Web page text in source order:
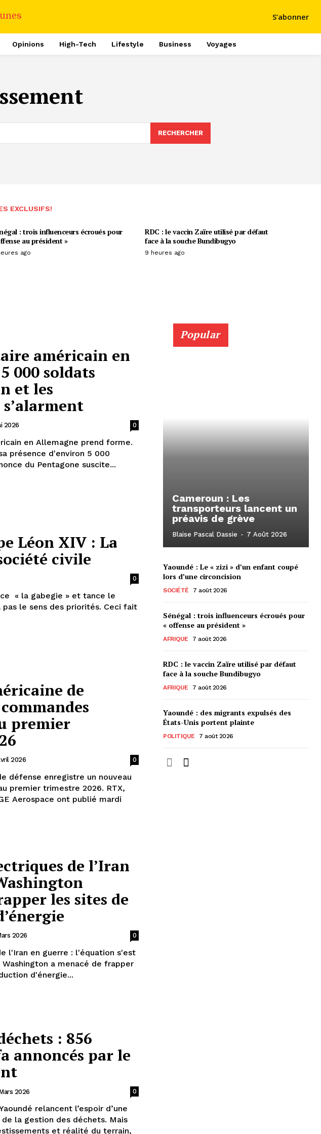
S’abonner
Opinions High-Tech Lifestyle Business Voyages
RECHERCHER
EXCLUSIFS!
: trois influenceurs écroués pour
au président »
ago
RDC : le vaccin Zaïre utilisé par défaut
face à la souche Bundibugyo
9 heures ago
américain en
000 soldats
et les
2026 0
en Allemagne prend forme.
présence d'environ 5 000
du Pentagone suscite...
Léon XIV : La
civile
0
« la gabegie » et tance le
pas le sens des priorités. Ceci fait
de
premier
2026 0
défense enregistre un nouveau
premier trimestre 2026. RTX,
Aerospace ont publié mardi
de l’Iran
les sites de
2026 0
l'Iran en guerre : l'équation s'est
a menacé de frapper
d'énergie...
: 856
annoncés par le
2026 0
relancent l’espoir d’une
la gestion des déchets. Mais
et réalité du terrain,
Popular
Cameroun : Les
transporteurs lancent un
préavis de grève
Blaise Pascal Dassie - 7 Août 2026
Yaoundé : Le « zizi » d’un enfant coupé
lors d’une circoncision
SOCIÉTÉ 7 août 2026
Sénégal : trois influenceurs écroués pour
« offense au président »
AFRIQUE 7 août 2026
RDC : le vaccin Zaïre utilisé par défaut
face à la souche Bundibugyo
AFRIQUE 7 août 2026
Yaoundé : des migrants expulsés des
États-Unis portent plainte
POLITIQUE 7 août 2026